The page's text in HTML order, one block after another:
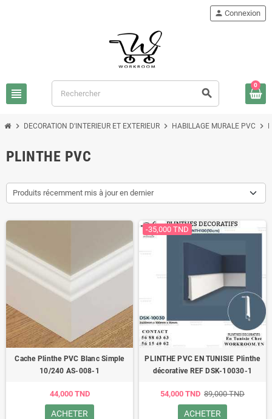
view_headline search
person Connexion
0
chevron_right DECORATION D'INTERIEUR ET EXTERIEUR chevron_right HABILLAGE MURALE PVC chevron_right
PLINTHE PVC
Produits récemment mis à jour en dernier
Cache Plinthe PVC Blanc Simple
10/240 AS-008-1
44,000 TND
ACHETER
-35,000 TND
PLINTHE PVC EN TUNISIE Plinthe
décorative REF DSK-10030-1
54,000 TND 89,000 TND
ACHETER